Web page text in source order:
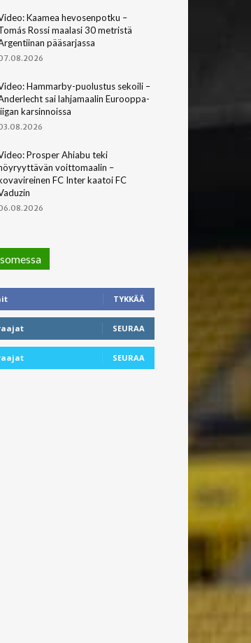
Kaamea hevosenpotku –
Rossi maalasi 30 metristä
pääsarjassa
Hammarby-puolustus sekoili –
sai lahjamaalin Eurooppa-
karsinnoissa
Prosper Ahiabu teki
voittomaalin –
FC Inter kaatoi FC
TYKKÄÄ
SEURAA
SEURAA